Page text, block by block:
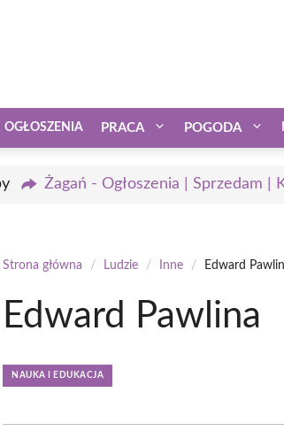
OGŁOSZENIA PRACA POGODA
Żagań - Ogłoszenia | Sprzedam |
Strona główna / Ludzie / Inne / Edward
Edward Pawlina
NAUKA I EDUKACJA